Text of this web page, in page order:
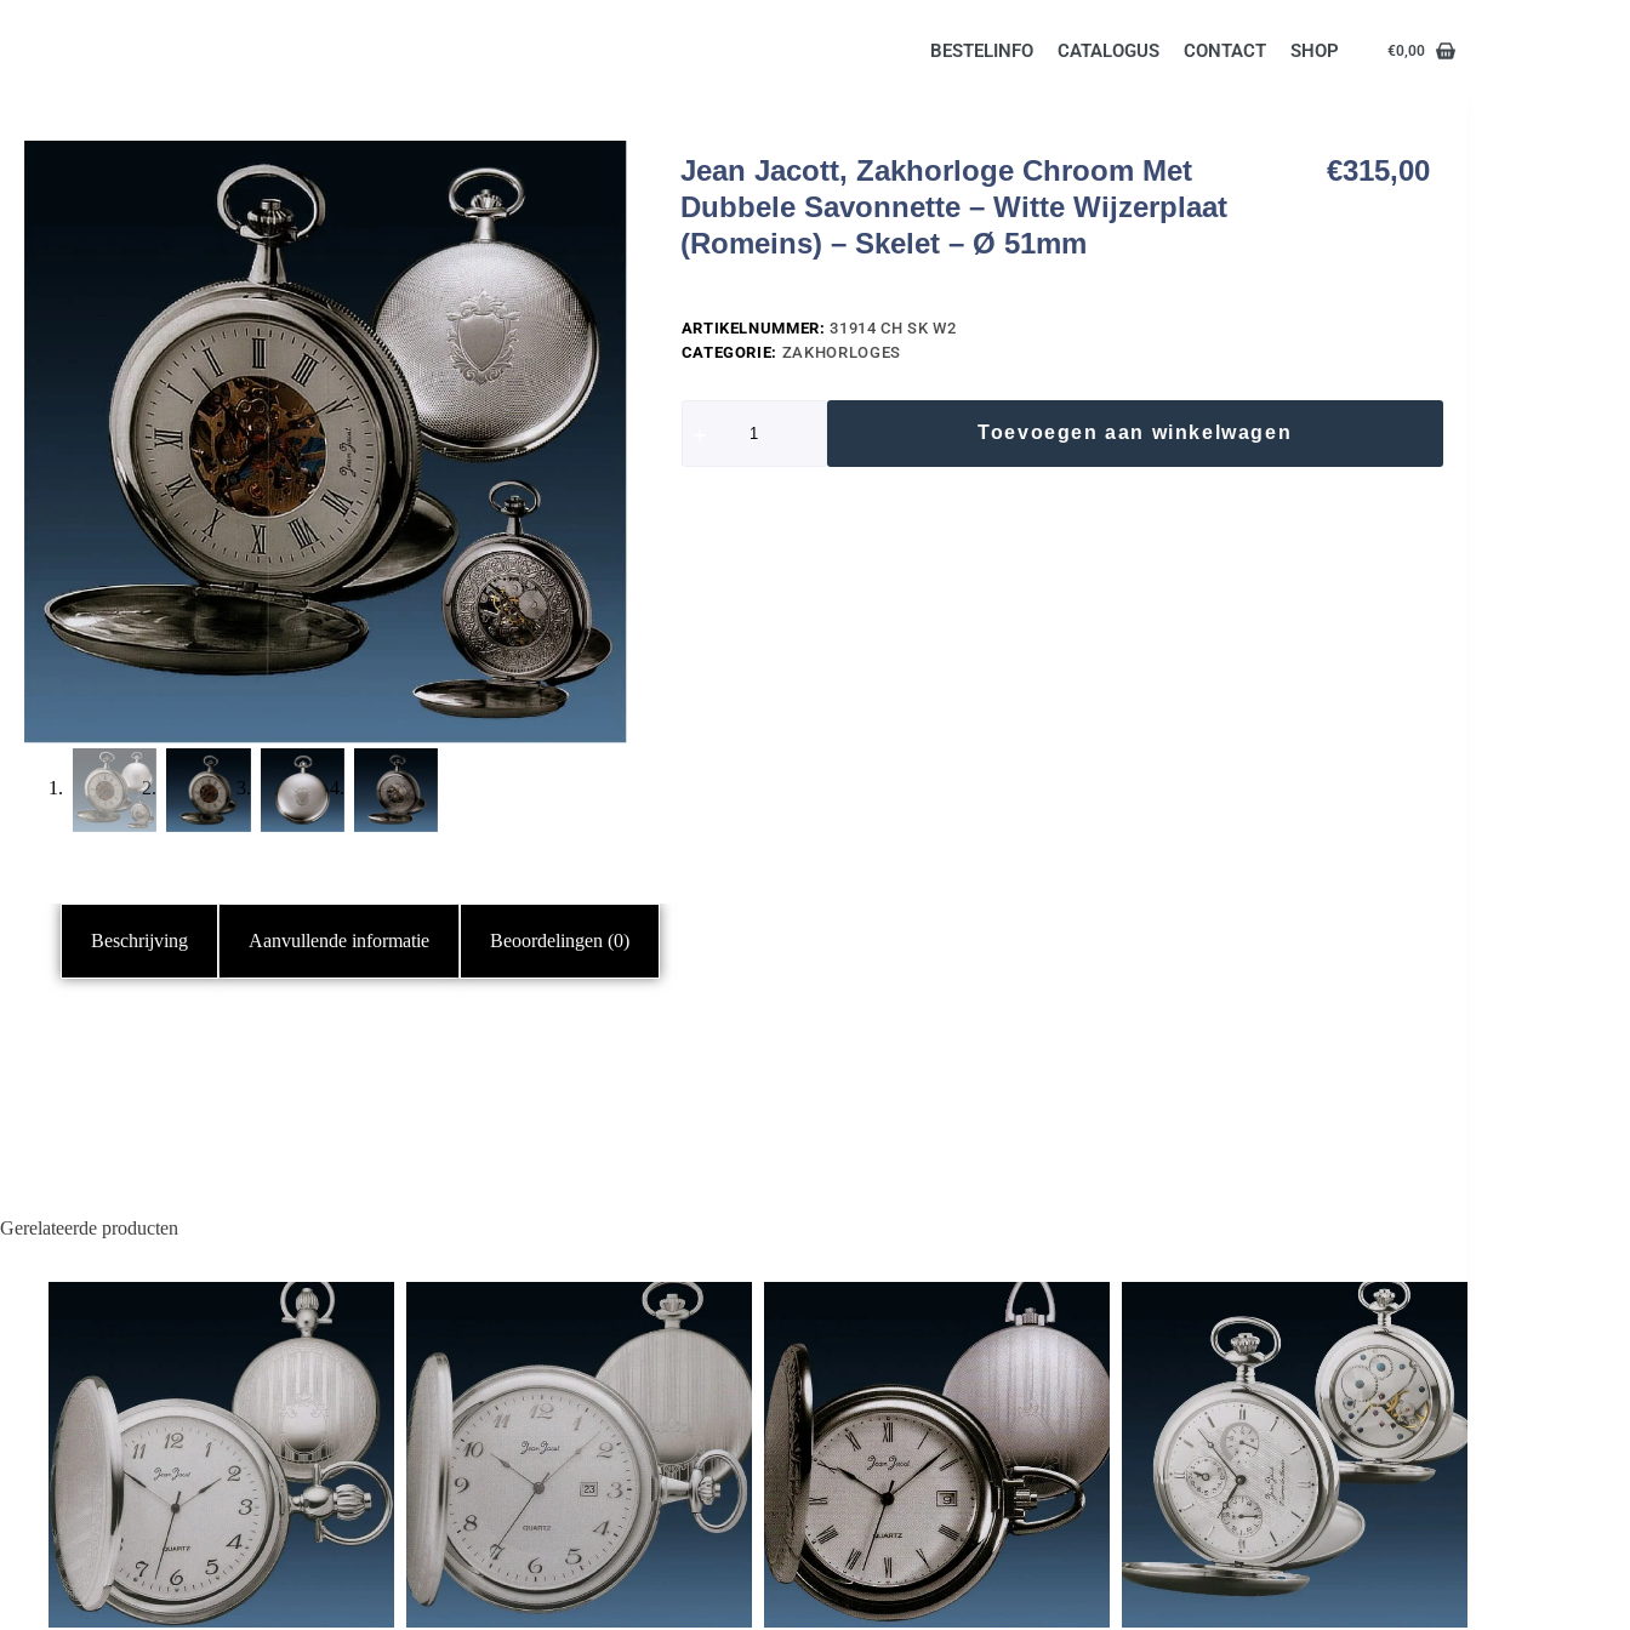
BESTELINFO CATALOGUS CONTACT SHOP €0,00
Jean Jacott, Zakhorloge Chroom Met
Dubbele Savonnette – Witte Wijzerplaat
(Romeins) – Skelet – Ø 51mm
€315,00
ARTIKELNUMMER:31914 CH SK W2
CATEGORIE: ZAKHORLOGES
Toevoegen aan winkelwagen
Beschrijving Aanvullende informatie Beoordelingen (0)
Gerelateerde producten